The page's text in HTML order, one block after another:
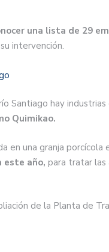
una lista de 29
intervención.
Santiago hay
Quimikao.
en una granja porcícola
este año, para tratar las
de la Planta de